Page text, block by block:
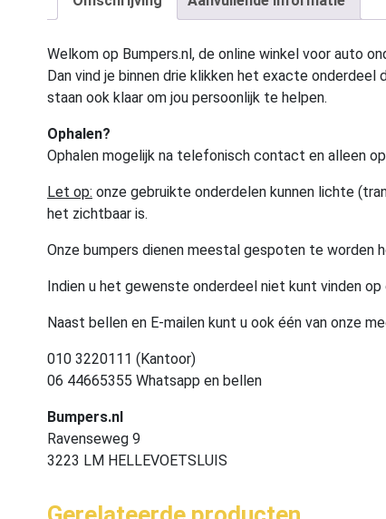
Welkom op Bumpers.nl, de online winkel voor auto
Dan vind je binnen drie klikken het exacte
staan ook klaar om jou persoonlijk te helpen.
Ophalen?
Ophalen mogelijk na telefonisch contact en alleen
Let op: onze gebruikte onderdelen kunnen lichte
het zichtbaar is.
Onze bumpers dienen meestal gespoten te worden
Indien u het gewenste onderdeel niet kunt vinden
Naast bellen en E-mailen kunt u ook één van onze
010 3220111 (Kantoor)
06 44665355 Whatsapp en bellen
Bumpers.nl
Ravenseweg 9
3223 LM HELLEVOETSLUIS